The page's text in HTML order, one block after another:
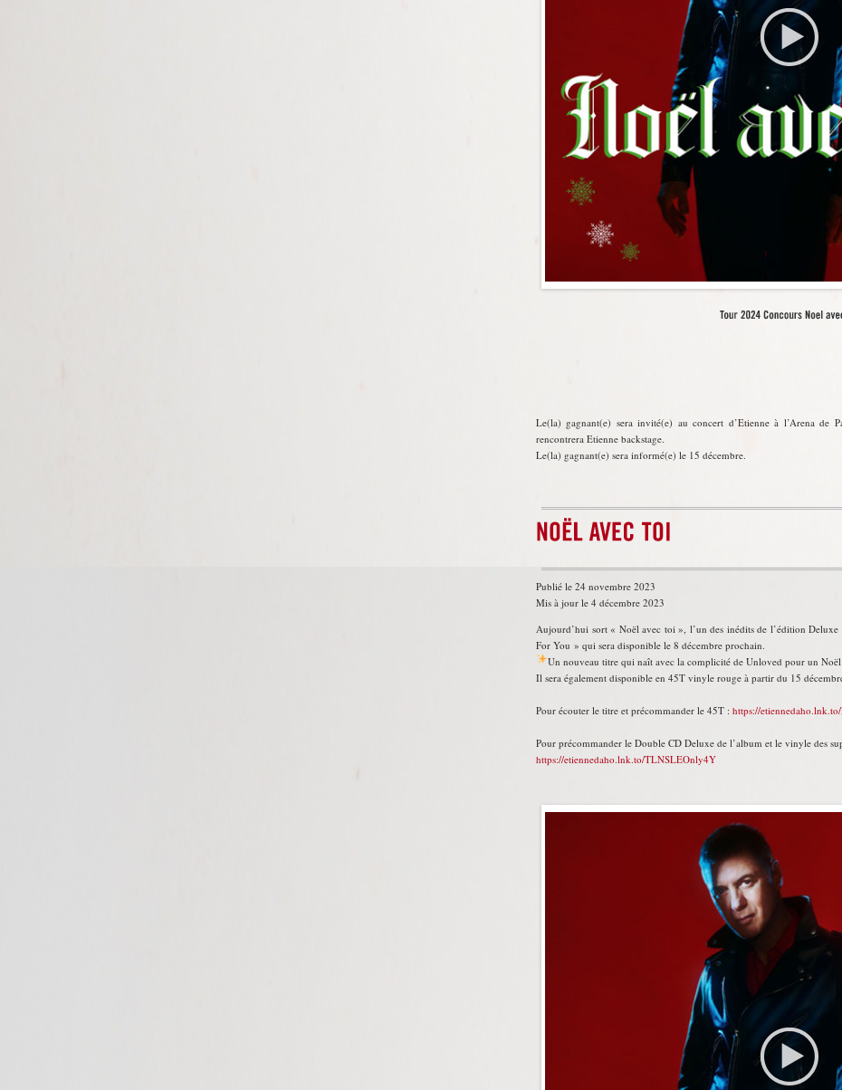
Le(la) gagnant(e) sera invité(e) au concert d’Etienne à l’Arena de
rencontrera Etienne backstage.
Le(la) gagnant(e) sera informé(e) le 15 décembre.
Publié le 24 novembre 2023
Mis à jour le 4 décembre 2023
Aujourd’hui sort « Noël avec toi », l’un des inédits de l’édition
For You » qui sera disponible le 8 décembre prochain.
Un nouveau titre qui naît avec la complicité de Unloved pour un Noël
Il sera également disponible en 45T vinyle rouge à partir du 15
Pour écouter le titre et précommander le 45T : https://
Pour précommander le Double CD Deluxe de l’album et le vinyle des
https://etiennedaho.lnk.to/TLNSLEOnly4Y